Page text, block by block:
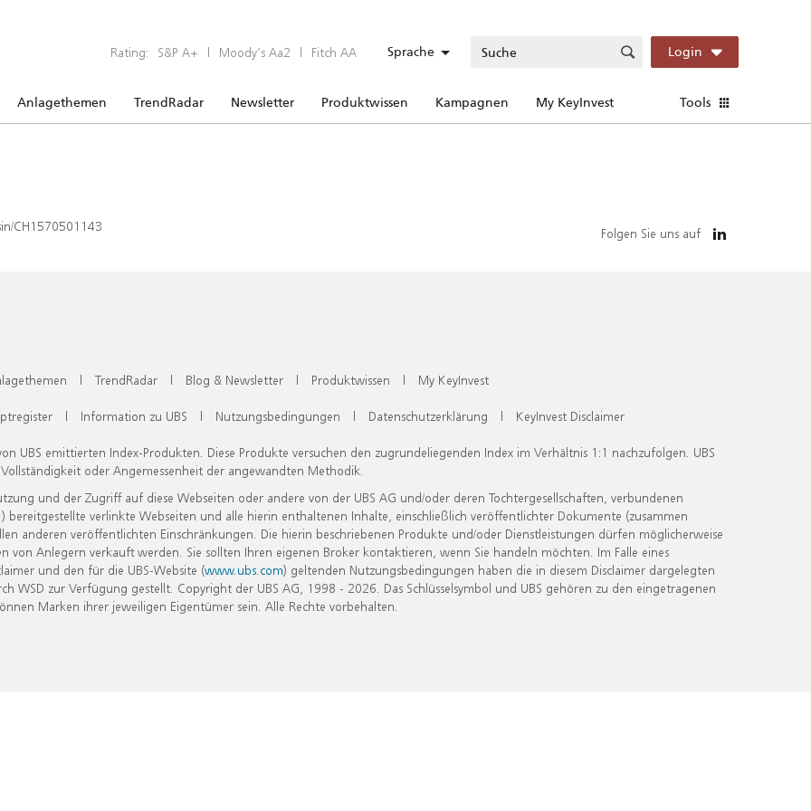
Rating: S&P A+ | Moody’s Aa2 | Fitch AA Sprache Login
Anlagethemen TrendRadar Newsletter Produktwissen Kampagnen My KeyInvest Tools
CH1570501143 Folgen Sie uns auf
| TrendRadar | Blog & Newsletter | Produktwissen | My KeyInvest
| Information zu UBS | Nutzungsbedingungen | Datenschutzerklärung | KeyInvest Disclaimer
UBS emittierten Index-Produkten. Diese Produkte versuchen den zugrundeliegenden Index im Verhältnis 1:1 nachzufolgen. UBS
oder Angemessenheit der angewandten Methodik.
und der Zugriff auf diese Webseiten oder andere von der UBS AG und/oder deren Tochtergesellschaften, verbundenen
verlinkte Webseiten und alle hierin enthaltenen Inhalte, einschließlich veröffentlichter Dokumente (zusammen
anderen veröffentlichten Einschränkungen. Die hierin beschriebenen Produkte und/oder Dienstleistungen dürfen möglicherweise
Anlegern verkauft werden. Sie sollten Ihren eigenen Broker kontaktieren, wenn Sie handeln möchten. Im Falle eines
und den für die UBS-Website (www.ubs.com) geltenden Nutzungsbedingungen haben die in diesem Disclaimer dargelegten
zur Verfügung gestellt. Copyright der UBS AG, 1998 - 2026. Das Schlüsselsymbol und UBS gehören zu den eingetragenen
Marken ihrer jeweiligen Eigentümer sein. Alle Rechte vorbehalten.